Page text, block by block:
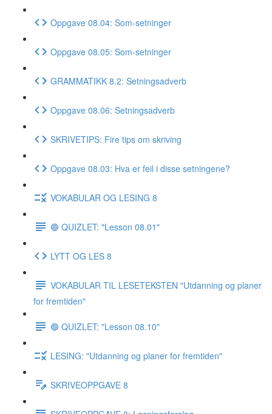
Oppgave 08.04: Som-setninger
Oppgave 08.05: Som-setninger
GRAMMATIKK 8.2: Setningsadverb
Oppgave 08.06: Setningsadverb
SKRIVETIPS: Fire tips om skriving
Oppgave 08.03: Hva er feil i disse setningene?
VOKABULAR OG LESING 8
🔵 QUIZLET: "Lesson 08.01"
LYTT OG LES 8
VOKABULAR TIL LESETEKSTEN "Utdanning og planer
for fremtiden"
🔵 QUIZLET: "Lesson 08.10"
LESING: "Utdanning og planer for fremtiden"
SKRIVEOPPGAVE 8